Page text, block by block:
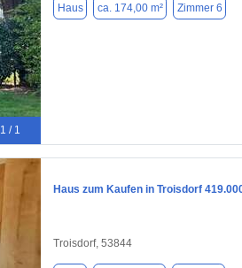
1 / 1
Haus ca. 174,00 m² Zimmer 6
Haus zum Kaufen in Troisdorf
Troisdorf, 53844